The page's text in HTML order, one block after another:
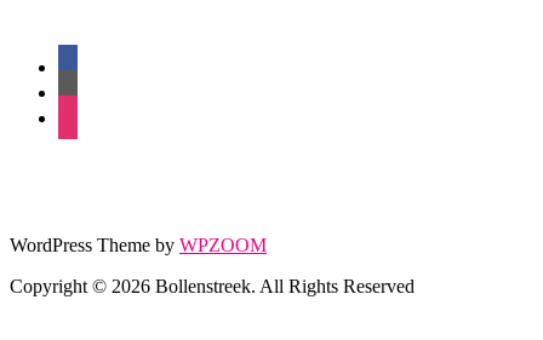
WordPress Theme by WPZOOM
Copyright © 2026 Bollenstreek. All Rights Reserved